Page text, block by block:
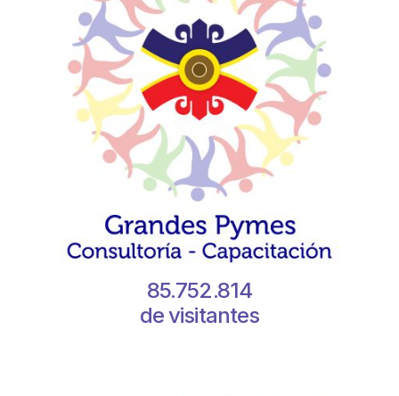
85.752.814
de visitantes